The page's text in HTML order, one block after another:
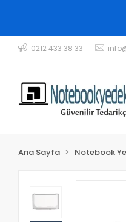
0212 433 38 33
Ana Sayfa Notebook